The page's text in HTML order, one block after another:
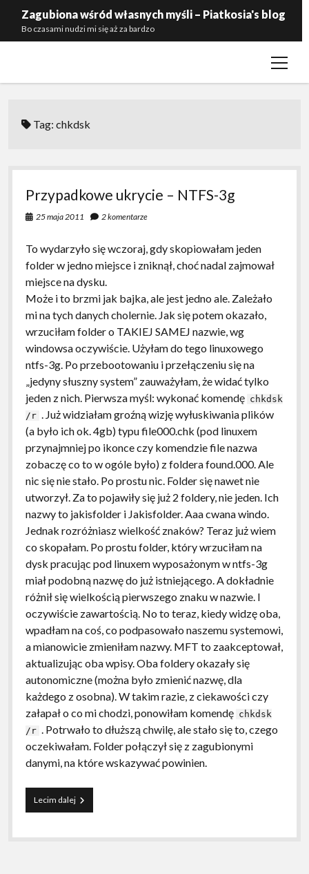
Zagubiona wśród własnych myśli – Piatkosia's blog
Bo czasami nudzi mi się aż za bardzo
open
Tag:chkdsk
Przypadkowe ukrycie – NTFS-3g
25 maja 2011 2 komentarze
To wydarzyło się wczoraj, gdy skopiowałam jeden
folder w jedno miejsce i zniknął, choć nadal zajmował
miejsce na dysku.
Może i to brzmi jak bajka, ale jest jedno ale. Zależało
mi na tych danych cholernie. Jak się potem okazało,
wrzuciłam folder o TAKIEJ SAMEJ nazwie, wg
windowsa oczywiście. Użyłam do tego linuxowego
ntfs-3g. Po przebootowaniu i przełączeniu się na
„jedyny słuszny system” zauważyłam, że widać tylko
jeden z nich. Pierwsza myśl: wykonać komendę chkdsk
/r . Już widziałam groźną wizję wyłuskiwania plików
(a było ich ok. 4gb) typu file000.chk (pod linuxem
przynajmniej po ikonce czy komendzie file nazwa
zobaczę co to w ogóle było) z foldera found.000. Ale
nic się nie stało. Po prostu nic. Folder się nawet nie
utworzył. Za to pojawiły się już 2 foldery, nie jeden. Ich
nazwy to jakisfolder i Jakisfolder. Aaa cwana windo.
Jednak rozróżniasz wielkość znaków? Teraz już wiem
co skopałam. Po prostu folder, który wrzuciłam na
dysk pracując pod linuxem wyposażonym w ntfs-3g
miał podobną nazwę do już istniejącego. A dokładnie
różnił się wielkością pierwszego znaku w nazwie. I
oczywiście zawartością. No to teraz, kiedy widzę oba,
wpadłam na coś, co podpasowało naszemu systemowi,
a mianowicie zmieniłam nazwy. MFT to zaakceptował,
aktualizując oba wpisy. Oba foldery okazały się
autonomiczne (można było zmienić nazwę, dla
każdego z osobna). W takim razie, z ciekawości czy
załapał o co mi chodzi, ponowiłam komendę chkdsk
/r . Potrwało to dłuższą chwilę, ale stało się to, czego
oczekiwałam. Folder połączył się z zagubionymi
danymi, na które wskazywać powinien.
Lecim dalejPrzypadkowe
ukrycie
NTFS-